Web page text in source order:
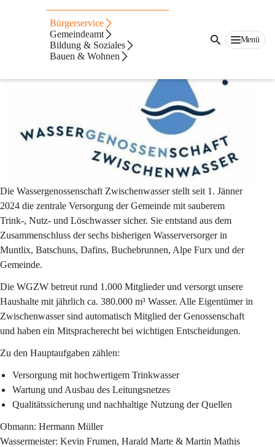
Bürgerservice
Gemeindeamt
Bildung & Soziales
Bauen & Wohnen
Menü
Wassergenossenschaft Zwischenwasser
Die Wassergenossenschaft Zwischenwasser stellt seit 1. Jänner
2024 die zentrale Versorgung der Gemeinde mit sauberem
Trink-, Nutz- und Löschwasser sicher. Sie entstand aus dem
Zusammenschluss der sechs bisherigen Wasserversorger in
Muntlix, Batschuns, Dafins, Buchebrunnen, Alpe Furx und der
Gemeinde.
Die WGZW betreut rund 1.000 Mitglieder und versorgt unsere
Haushalte mit jährlich ca. 380.000 m³ Wasser. Alle Eigentümer in
Zwischenwasser sind automatisch Mitglied der Genossenschaft
und haben ein Mitspracherecht bei wichtigen Entscheidungen.
Zu den Hauptaufgaben zählen:
Versorgung mit hochwertigem Trinkwasser
Wartung und Ausbau des Leitungsnetzes
Qualitätssicherung und nachhaltige Nutzung der Quellen
Obmann: Hermann Müller
Wassermeister: Kevin Frumen, Harald Marte & Martin Mathis